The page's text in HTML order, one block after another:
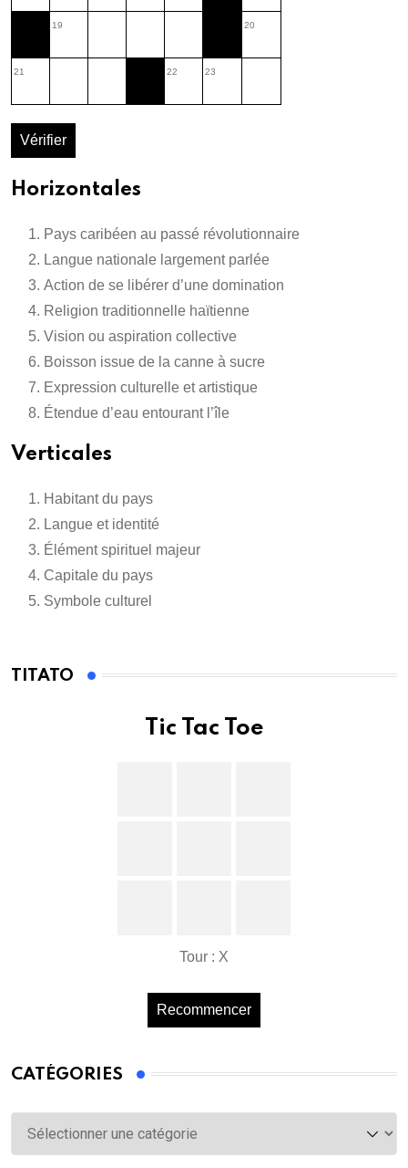
19 20
21 22 23
Vérifier
Horizontales
Pays caribéen au passé révolutionnaire
Langue nationale largement parlée
Action de se libérer d’une domination
Religion traditionnelle haïtienne
Vision ou aspiration collective
Boisson issue de la canne à sucre
Expression culturelle et artistique
Étendue d’eau entourant l’île
Verticales
Habitant du pays
Langue et identité
Élément spirituel majeur
Capitale du pays
Symbole culturel
TITATO
Tic Tac Toe
Tour : X
Recommencer
CATÉGORIES